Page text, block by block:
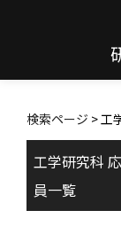
検索ページ > 工
工学研究科
員一覧